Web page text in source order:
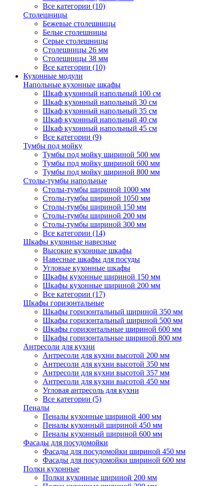
Все категории (10)
Столешницы
Бежевые столешницы
Белые столешницы
Серые столешницы
Столешницы 26 мм
Столешницы 38 мм
Все категории (10)
Кухонные модули
Напольные кухонные шкафы
Шкаф кухонный напольный 100 см
Шкаф кухонный напольный 30 см
Шкаф кухонный напольный 35 см
Шкаф кухонный напольный 40 см
Шкаф кухонный напольный 45 см
Все категории (9)
Тумбы под мойку
Тумбы под мойку шириной 500 мм
Тумбы под мойку шириной 600 мм
Тумбы под мойку шириной 800 мм
Столы-тумбы напольные
Столы-тумбы шириной 1000 мм
Столы-тумбы шириной 1050 мм
Столы-тумбы шириной 150 мм
Столы-тумбы шириной 200 мм
Столы-тумбы шириной 300 мм
Все категории (14)
Шкафы кухонные навесные
Высокие кухонные шкафы
Навесные шкафы для посуды
Угловые кухонные шкафы
Шкафы кухонные шириной 150 мм
Шкафы кухонные шириной 200 мм
Все категории (17)
Шкафы горизонтальные
Шкафы горизонтальный шириной 350 мм
Шкафы горизонтальный шириной 500 мм
Шкафы горизонтальные шириной 600 мм
Шкафы горизонтальные шириной 800 мм
Антресоли для кухни
Антресоли для кухни высотой 200 мм
Антресоли для кухни высотой 350 мм
Антресоли для кухни высотой 357 мм
Антресоли для кухни высотой 450 мм
Угловая антресоль для кухни
Все категории (5)
Пеналы
Пеналы кухонные шириной 400 мм
Пеналы кухонный шириной 450 мм
Пеналы кухонный шириной 600 мм
Фасады для посудомойки
Фасады для посудомойки шириной 450 мм
Фасады для посудомойки шириной 600 мм
Полки кухонные
Полки кухонные шириной 200 мм